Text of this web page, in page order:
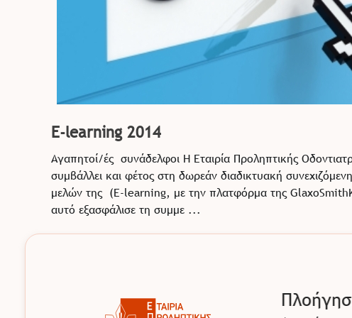
E-learning 2014
Αγαπητοί/ές συνάδελφοι Η Εταιρία Προληπτικής
συμβάλλει και φέτος στη δωρεάν διαδικτυακή
μελών της (E-learning, με την πλατφόρμα της
αυτό εξασφάλισε τη συμμε ...